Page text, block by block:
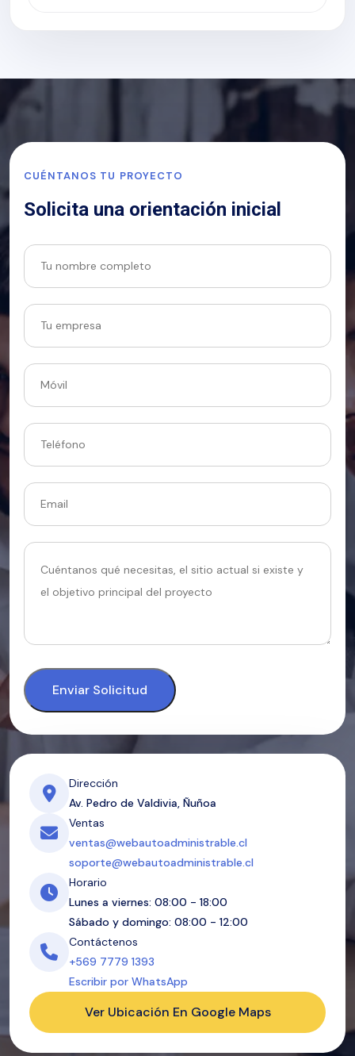
CUÉNTANOS TU PROYECTO
Solicita una orientación inicial
Enviar Solicitud
Dirección
Av. Pedro de Valdivia, Ñuñoa
Ventas
ventas@webautoadministrable.cl
soporte@webautoadministrable.cl
Horario
Lunes a viernes: 08:00 - 18:00
Sábado y domingo: 08:00 - 12:00
Contáctenos
+569 7779 1393
Escribir por WhatsApp
Ver Ubicación En Google Maps